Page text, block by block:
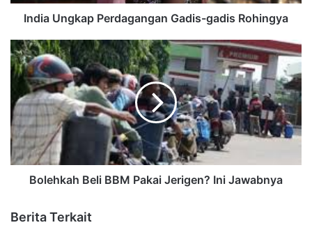
India Ungkap Perdagangan Gadis-gadis Rohingya
Bolehkah Beli BBM Pakai Jerigen? Ini Jawabnya
Berita Terkait